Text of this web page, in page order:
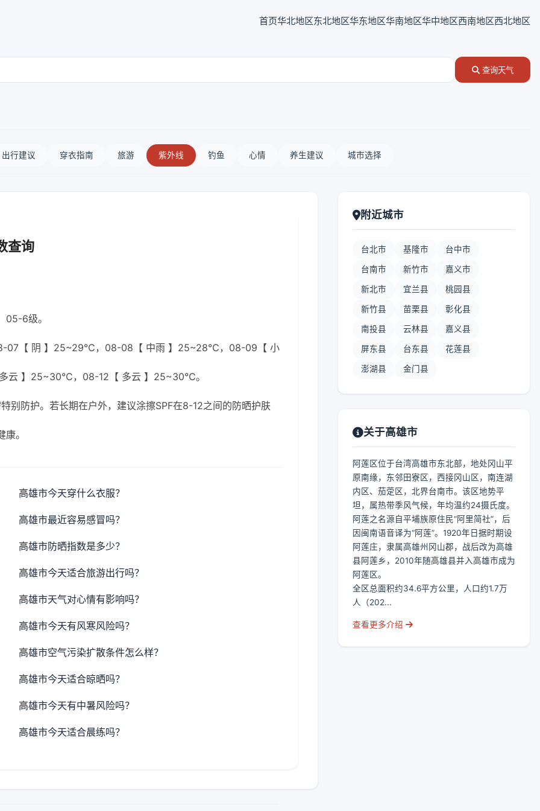
首页华北地区东北地区华东地区华南地区华中地区西南地区西北地区
查询天气
出行建议 穿衣指南 旅游 紫外线 钓鱼 心情 养生建议 城市选择
查询
6级。
07【 阴 】25~29℃，08-08【 中雨 】25~28℃，08-09【 小
云 】25~30℃，08-12【 多云 】25~30℃。
别防护。若长期在户外，建议涂擦SPF在8-12之间的防晒护肤
。
高雄市今天穿什么衣服？
高雄市最近容易感冒吗？
高雄市防晒指数是多少？
高雄市今天适合旅游出行吗？
高雄市天气对心情有影响吗？
高雄市今天有风寒风险吗？
高雄市空气污染扩散条件怎么样？
高雄市今天适合晾晒吗？
高雄市今天有中暑风险吗？
高雄市今天适合晨练吗？
附近城市
台北市 基隆市 台中市
台南市 新竹市 嘉义市
新北市 宜兰县 桃园县
新竹县 苗栗县 彰化县
南投县 云林县 嘉义县
屏东县 台东县 花莲县
澎湖县 金门县
关于高雄市
阿莲区位于台湾高雄市东北部，地处冈山平
原南缘，东邻田寮区，西接冈山区，南连湖
内区、茄萣区，北界台南市。该区地势平
坦，属热带季风气候，年均温约24摄氏度。
阿莲之名源自平埔族原住民“阿里简社”，后
因闽南语音译为“阿莲”。1920年日据时期设
阿莲庄，隶属高雄州冈山郡，战后改为高雄
县阿莲乡，2010年随高雄县并入高雄市成为
阿莲区。
全区总面积约34.6平方公里，人口约1.7万
人（202...
查看更多介绍